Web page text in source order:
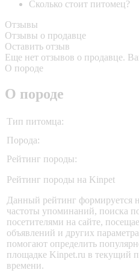
Сколько стоит питомец?
Отзывы
Отзывы о продавце
Оставить отзыв
Еще нет отзывов о продавце.
О породе
О породе
Тип питомца:
Порода:
Рейтинг породы:
Рейтинг породы на Kinpet
Данный рейтинг формируется
частоты упоминаний, поиска
посетителями на сайте,
объявлений и других
помогают определить
площадке Kinpet.ru в текущий
времени.